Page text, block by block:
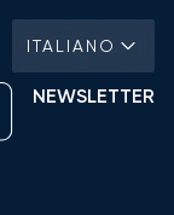
ITALIANO
NEWSLETTER